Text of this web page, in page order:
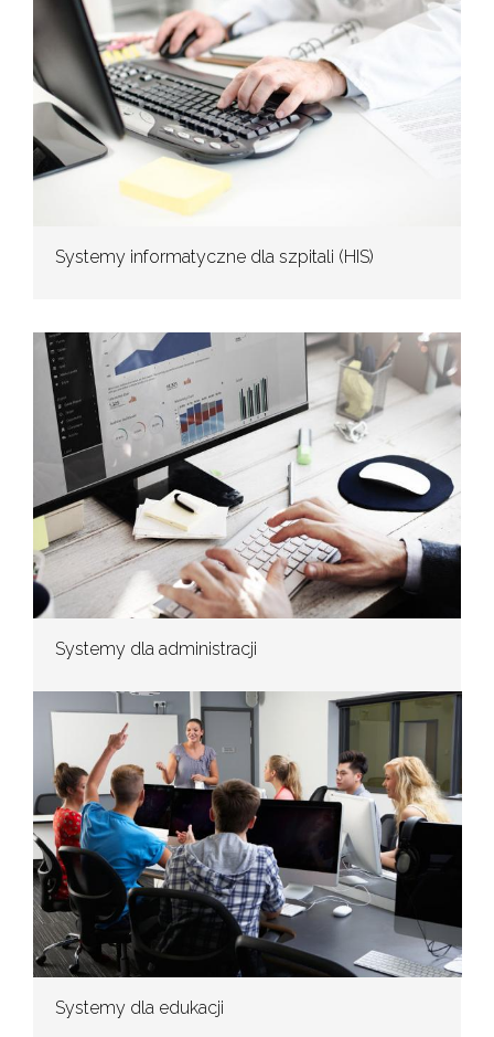
Systemy informatyczne dla szpitali (HIS)
Systemy dla administracji
Systemy dla edukacji